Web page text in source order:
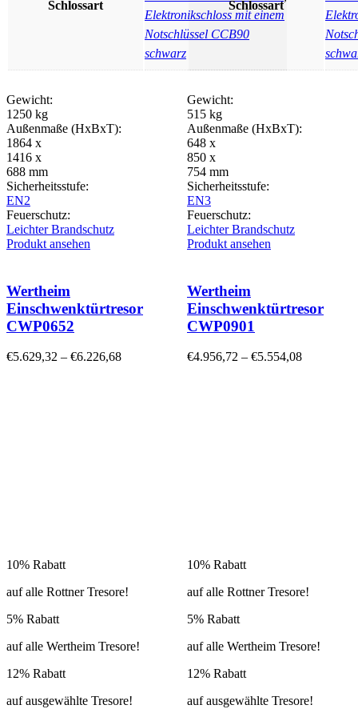
Schlossart
Elektronikschloss mit einem
Notschlüssel CCB90
schwarz
Gewicht:
1250 kg
Außenmaße (HxBxT):
1864 x
1416 x
688 mm
Sicherheitsstufe:
EN2
Feuerschutz:
Leichter Brandschutz
Produkt ansehen
Schlossart
Gewicht:
515 kg
Außenmaße (HxBxT):
648 x
850 x
754 mm
Sicherheitsstufe:
EN3
Feuerschutz:
Leichter Brandschutz
Produkt ansehen
Wertheim
Einschwenktürtresor
CWP0652
€5.629,32 – €6.226,68
10% Rabatt
auf alle Rottner Tresore!
5% Rabatt
auf alle Wertheim Tresore!
12% Rabatt
auf ausgewählte Tresore!
Wertheim
Einschwenktürtresor
CWP0901
€4.956,72 – €5.554,08
10% Rabatt
auf alle Rottner Tresore!
5% Rabatt
auf alle Wertheim Tresore!
12% Rabatt
auf ausgewählte Tresore!